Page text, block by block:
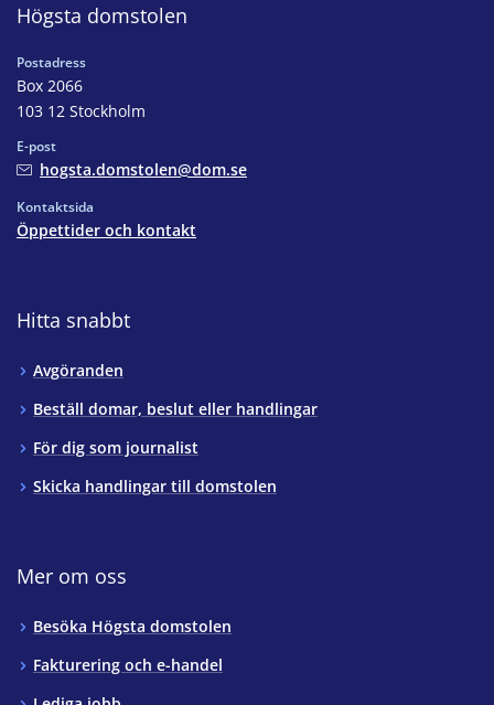
Högsta domstolen
Postadress
Box 2066
103 12 Stockholm
E-post
hogsta.domstolen@dom.se
Kontaktsida
Öppettider och kontakt
Hitta snabbt
Avgöranden
Beställ domar, beslut eller handlingar
För dig som journalist
Skicka handlingar till domstolen
Mer om oss
Besöka Högsta domstolen
Fakturering och e-handel